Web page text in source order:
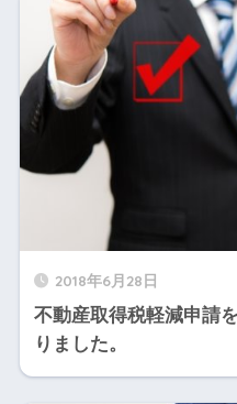
2018年6月28日
不動産取得税軽減申請
りました。